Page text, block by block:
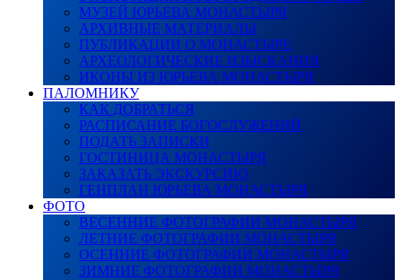
МУЗЕЙ ЮРЬЕВА МОНАСТЫРЯ
АРХИВНЫЕ МАТЕРИАЛЫ
ПУБЛИКАЦИИ О МОНАСТЫРЕ
АРХЕОЛОГИЧЕСКИЕ ИЗЫСКАНИЯ
ИКОНЫ ИЗ ЮРЬЕВА МОНАСТЫРЯ
ПАЛОМНИКУ
КАК ДОБРАТЬСЯ
РАСПИСАНИЕ БОГОСЛУЖЕНИЙ
ПОДАТЬ ЗАПИСКИ
ГОСТИНИЦА МОНАСТЫРЯ
ЗАКАЗАТЬ ЭКСКУРСИЮ
ГЕНПЛАН ЮРЬЕВА МОНАСТЫРЯ
ФОТО
ВЕСЕННИЕ ФОТОГРАФИИ МОНАСТЫРЯ
ЛЕТНИЕ ФОТОГРАФИИ МОНАСТЫРЯ
ОСЕННИЕ ФОТОГРАФИИ МОНАСТЫРЯ
ЗИМНИЕ ФОТОГРАФИИ МОНАСТЫРЯ